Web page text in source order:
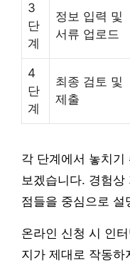
3
단
계
정보 입력 및
서류 업로드
4
단
계
최종 검토 및
제출
각 단계에서 놓치기
보겠습니다. 경험상
점들을 중심으로 설
온라인 신청 시 인
지가 제대로 작동하